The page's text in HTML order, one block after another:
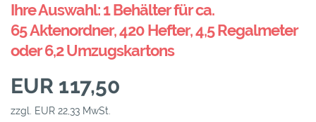
Ihre Auswahl: 1 Behälter für ca.
65 Aktenordner, 420 Hefter, 4,5 Regalmeter
oder 6,2 Umzugskartons
EUR 117,50
zzgl. EUR 22,33 MwSt.